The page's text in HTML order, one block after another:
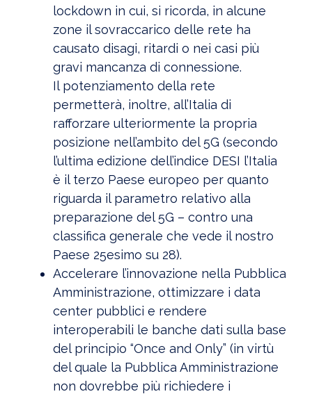
lockdown in cui, si ricorda, in alcune
zone il sovraccarico delle rete ha
causato disagi, ritardi o nei casi più
gravi mancanza di connessione.
Il potenziamento della rete
permetterà, inoltre, all’Italia di
rafforzare ulteriormente la propria
posizione nell’ambito del 5G (secondo
l’ultima edizione dell’indice DESI l’Italia
è il terzo Paese europeo per quanto
riguarda il parametro relativo alla
preparazione del 5G – contro una
classifica generale che vede il nostro
Paese 25esimo su 28).
Accelerare l’innovazione nella Pubblica
Amministrazione, ottimizzare i data
center pubblici e rendere
interoperabili le banche dati sulla base
del principio “Once and Only” (in virtù
del quale la Pubblica Amministrazione
non dovrebbe più richiedere i